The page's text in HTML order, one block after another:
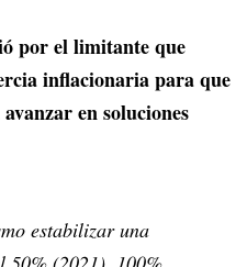
por el limitante que
inflacionaria para que
en soluciones
estabilizar una